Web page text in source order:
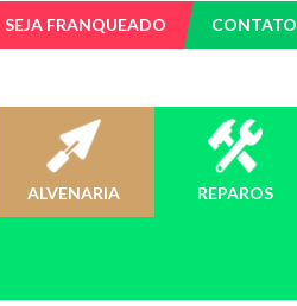
SEJA FRANQUEADO CONTATO
ALVENARIA REPAROS